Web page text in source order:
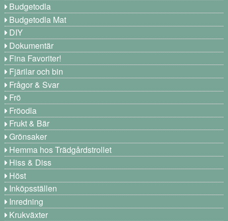
Budgetodla
Budgetodla Mat
DIY
Dokumentär
Fina Favoriter!
Fjärilar och bin
Frågor & Svar
Frö
Fröodla
Frukt & Bär
Grönsaker
Hemma hos Trädgårdstrollet
Hiss & Diss
Höst
Inköpsställen
Inredning
Krukväxter